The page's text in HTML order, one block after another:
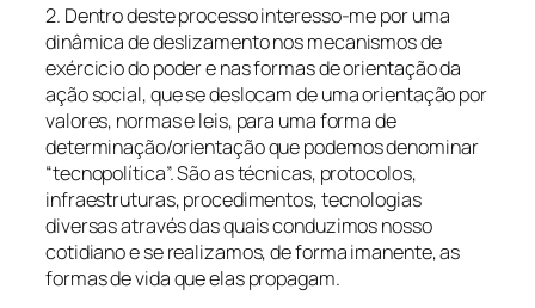
2. Dentro deste processo interesso-me por uma
dinâmica de deslizamento nos mecanismos de
exércicio do poder e nas formas de orientação da
ação social, que se deslocam de uma orientação por
valores, normas e leis, para uma forma de
determinação/orientação que podemos denominar
“tecnopolítica”. São as técnicas, protocolos,
infraestruturas, procedimentos, tecnologias
diversas através das quais conduzimos nosso
cotidiano e se realizamos, de forma imanente, as
formas de vida que elas propagam.